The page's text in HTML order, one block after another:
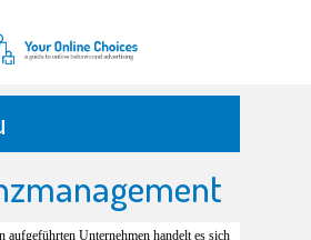
aufgeführten Unternehmen handelt es sich